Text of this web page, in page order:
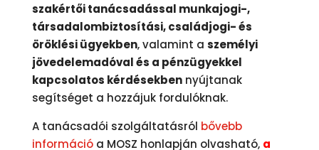
szakértői tanácsadással munkajogi-,
társadalombiztosítási, családjogi- és
öröklési ügyekben, valamint a személyi
jövedelemadóval és a pénzügyekkel
kapcsolatos kérdésekbennyújtanak
segítséget a hozzájuk fordulóknak.
A tanácsadói szolgáltatásról bővebb
információa MOSZ honlapján olvasható, a